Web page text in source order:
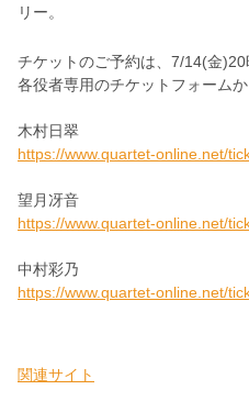
リー。
チケットのご予約は、7/14(金)20
各役者専用のチケットフォーム
木村日翠
https://www.quartet-online.net/
望月冴音
https://www.quartet-online.net/
中村彩乃
https://www.quartet-online.net/
関連サイト